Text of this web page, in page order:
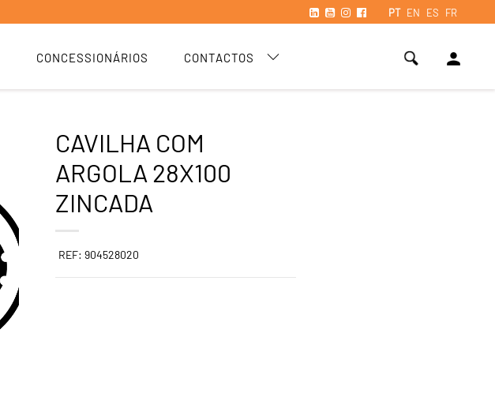
PT EN ES FR
CONCESSIONÁRIOS CONTACTOS person
CAVILHA COM
ARGOLA 28X100
ZINCADA
REF: 904528020